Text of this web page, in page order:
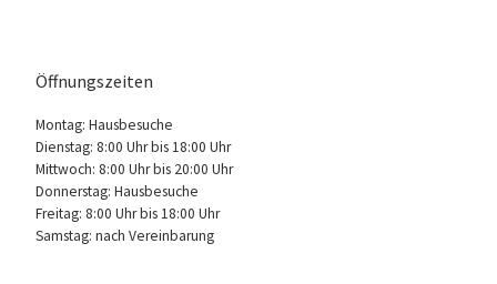
Öffnungszeiten
Montag: Hausbesuche
Dienstag: 8:00 Uhr bis 18:00 Uhr
Mittwoch: 8:00 Uhr bis 20:00 Uhr
Donnerstag: Hausbesuche
Freitag: 8:00 Uhr bis 18:00 Uhr
Samstag: nach Vereinbarung